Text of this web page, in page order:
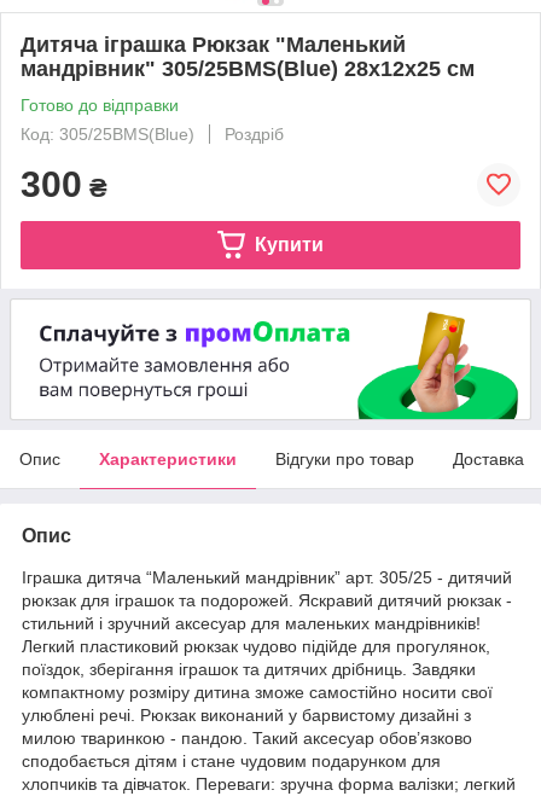
Дитяча іграшка Рюкзак "Маленький
мандрівник" 305/25BMS(Blue) 28х12х25 см
Готово до відправки
Код: 305/25BMS(Blue)
Роздріб
300 ₴
Купити
Опис Характеристики Відгуки про товар Доставка
Опис
Іграшка дитяча “Маленький мандрівник” арт. 305/25 - дитячий
рюкзак для іграшок та подорожей. Яскравий дитячий рюкзак -
стильний і зручний аксесуар для маленьких мандрівників!
Легкий пластиковий рюкзак чудово підійде для прогулянок,
поїздок, зберігання іграшок та дитячих дрібниць. Завдяки
компактному розміру дитина зможе самостійно носити свої
улюблені речі. Рюкзак виконаний у барвистому дизайні з
милою тваринкою - пандою. Такий аксесуар обов’язково
сподобається дітям і стане чудовим подарунком для
хлопчиків та дівчаток. Переваги: зручна форма валізки; легкий